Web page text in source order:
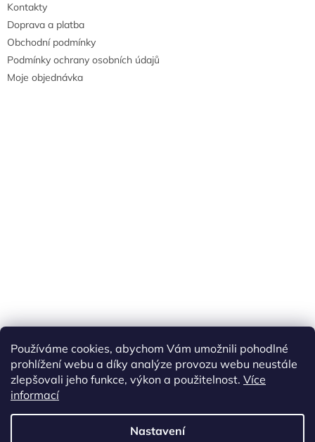
Používáme cookies, abychom Vám umožnili pohodlné
prohlížení webu a díky analýze provozu webu neustále
zlepšovali jeho funkce, výkon a použitelnost. Více
informací
Nastavení
Kontakty
Doprava a platba
Obchodní podmínky
Podmínky ochrany osobních údajů
Moje objednávka
Tisíce výdejních míst po celé ČR
Vytvořil Shoptet